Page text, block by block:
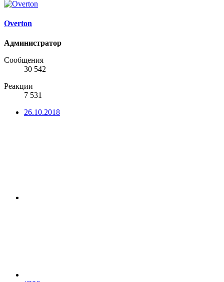
Overton
Администратор
Сообщения
30 542
Реакции
7 531
26.10.2018